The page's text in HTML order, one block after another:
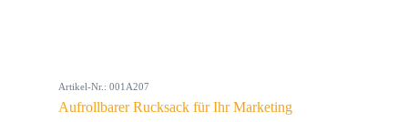
Artikel-Nr.: 001A207
Aufrollbarer Rucksack für Ihr Marketing